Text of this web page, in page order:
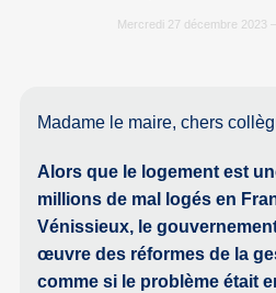
Mercredi 27 décembre 2023
Madame le maire, chers
Alors que le logement est
millions de mal logés en
Vénissieux, le
œuvre des réformes de la
comme si le problème était